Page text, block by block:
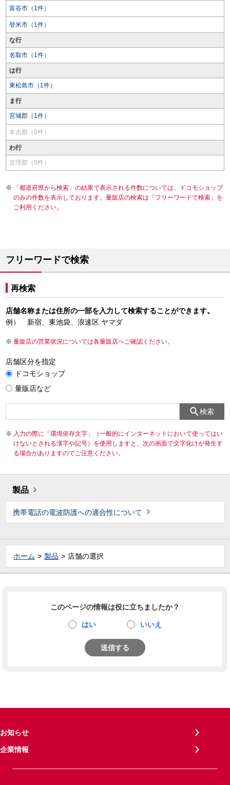
富谷市（1件）
登米市（1件）
な行
名取市（1件）
は行
東松島市（1件）
ま行
宮城郡（1件）
本吉郡（0件）
わ行
亘理郡（0件）
「都道府県から検索」の結果で表示される件数については、ドコモショップ
のみの件数を表示しております。量販店の検索は「フリーワードで検索」を
ご利用ください。
フリーワードで検索
再検索
店舗名称または住所の一部を入力して検索することができます。
例） 新宿、東池袋、浪速区 ヤマダ
量販店の営業状況については各量販店へご確認ください。
店舗区分を指定
ドコモショップ
量販店など
検索
入力の際に「環境依存文字」（一般的にインターネットにおいて使ってはい
けないとされる漢字や記号）を使用しますと、次の画面で文字化けが発生す
る場合がありますのでご注意ください。
製品
携帯電話の電波防護への適合性について
ホーム 製品 店舗の選択
このページの情報は役に立ちましたか？
はい いいえ
送信する
お知らせ
企業情報